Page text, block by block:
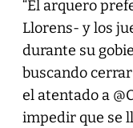
“El arquero
Llorens- y los
durante su
buscando
el atentado a
impedir que se